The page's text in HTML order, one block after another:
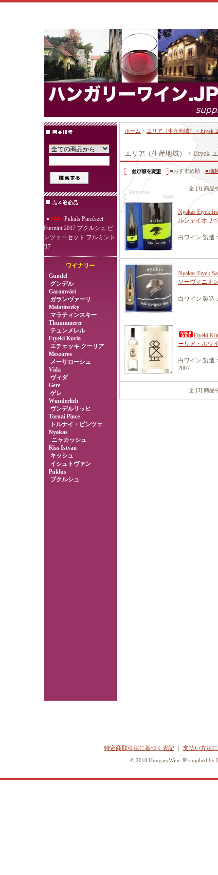
Pukuls Pincészet
Furmint 2017 プクルシュ ピ
ンツェーセット フルミント
'17
ワイナリー
Gundel
グンデル
Garamvári
ガランヴァーリ
Malatinszky
マラティンスキー
Thunmmerer
テュンメレル
Etyeki Kuria
エチェッキ クーリア
Meszaros
メーサローシュ
Vida
ヴィダ
Gere
ゲレ
Wunderlich
ヴンデルリッヒ
Tornai Pince
トルナイ・ピンツェ
Nyakas
ニャカッシュ
Kiss Istvan
キッシュ
イシュトヴァン
Puklus
プクルシュ
ホーム > エリア（生産地域） > Etyek
エリア（生産地域） > Etyek
■おすすめ順 ■価
全 [3] 商品
Nyakas Etyek
ルシャイオリ
白ワイン 製造
Nyakas Etyek
ソーヴィニオ
白ワイン 製造
Etyeki
ーリア・ホワ
白ワイン 製造
2007
全 [3] 商品
特定商取引法に基づく表記 支払い方法
© 2010 HungaryWine.JP supplied by